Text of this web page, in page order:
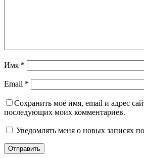
Имя *
Email *
Сохранить моё имя, email и адрес
последующих моих комментариев.
Уведомлять меня о новых записях